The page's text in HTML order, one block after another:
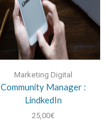
Marketing Digital
Community Manager :
LindkedIn
25,00€